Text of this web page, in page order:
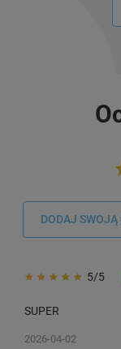
DODAJ SWOJĄ
5/5
SUPER
2026-04-02